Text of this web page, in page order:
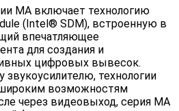
MA включает технологию
(Intel® SDM), встроенную в
впечатляющее
для создания и
цифровых вывесок.
звукоусилителю, технологии
возможностям
через видеовыход, серия МА